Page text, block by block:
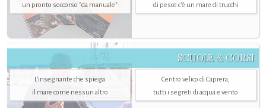
un pronto soccorso "da manuale"
di pesce c'è un mare di trucchi
SCUOLE & CORSI
L'insegnante che spiega
il mare come nessun altro
Centro velico di Caprera,
tutti i segreti di acqua e vento